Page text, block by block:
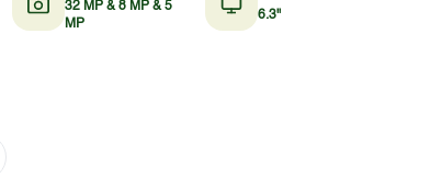
32 MP & 8 MP & 5
MP
6.3"